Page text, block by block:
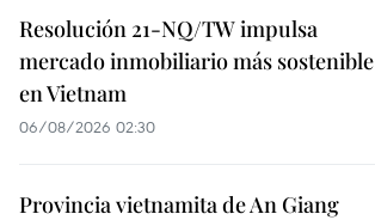
Resolución 21-NQ/TW impulsa
mercado inmobiliario más sostenible
en Vietnam
06/08/2026 02:30
Provincia vietnamita de An Giang